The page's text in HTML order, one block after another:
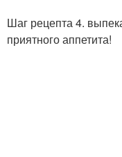
Шаг рецепта 4.
приятного аппетита!